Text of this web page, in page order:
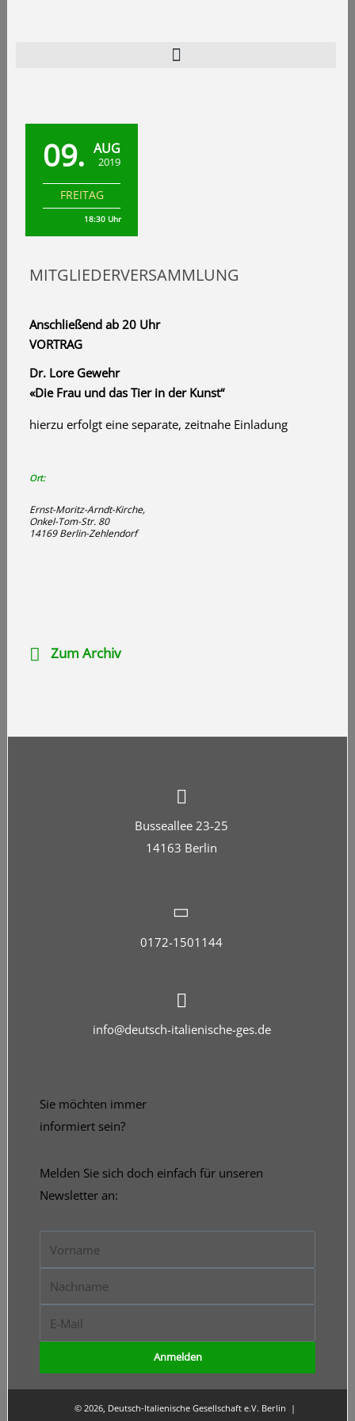
09. AUG
2019
FREITAG
18:30 Uhr
MITGLIEDERVERSAMMLUNG
Anschließend ab 20 Uhr
VORTRAG
Dr. Lore Gewehr
«Die Frau und das Tier in der Kunst“
hierzu erfolgt eine separate, zeitnahe Einladung
Ort:
Ernst-Moritz-Arndt-Kirche,
Onkel-Tom-Str. 80
14169 Berlin-Zehlendorf
Zum Archiv
Busseallee 23-25
14163 Berlin
0172-1501144
info@deutsch-italienische-ges.de
Sie möchten immer
informiert sein?
Melden Sie sich doch einfach für unseren
Newsletter an:
Nachname
Mail
Anmelden
© 2026, Deutsch-Italienische Gesellschaft e.V. Berlin |